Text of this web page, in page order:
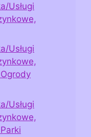
Usługi
Usługi
Usługi